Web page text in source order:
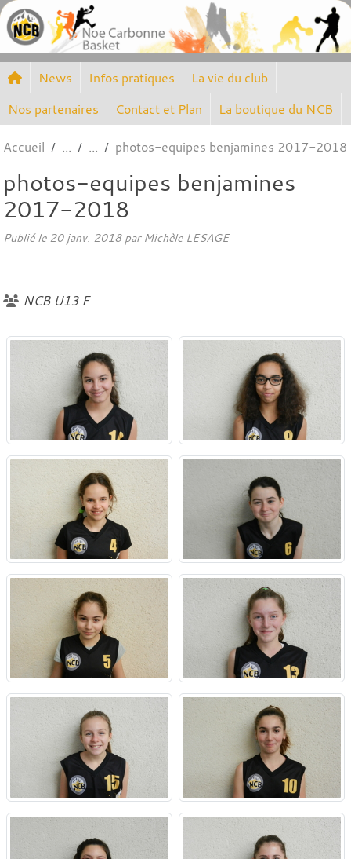
News Infos pratiques
La vie du club
Nos partenaires
Contact et Plan La boutique du NCB
Accueil photos-equipes benjamines 2017-2018
photos-equipes benjamines
2017-2018
Publié le 20 janv. 2018par Michèle LESAGE
NCB U13 F
Panneau de gestion des cookies